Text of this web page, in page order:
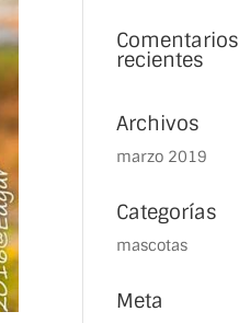
Comentarios
recientes
Archivos
marzo 2019
Categorías
mascotas
Meta